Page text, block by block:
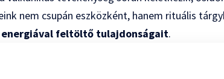
nem csupán eszközként, hanem rituális
energiával feltöltő tulajdonságait.